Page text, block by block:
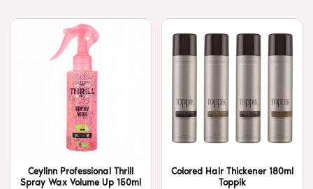
Ceylinn Professional Thrill
Spray Wax Volume Up 150ml
Colored Hair Thickener 180ml
Toppik